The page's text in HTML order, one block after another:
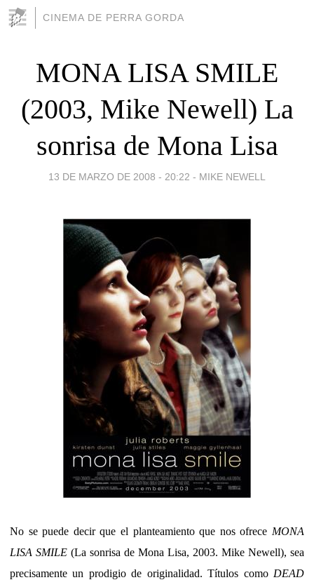
CINEMA DE PERRA GORDA
MONA LISA SMILE
(2003, Mike Newell) La
sonrisa de Mona Lisa
13 DE MARZO DE 2008 - 20:22 - MIKE NEWELL
No se puede decir que el planteamiento que nos ofrece MONA
LISA SMILE (La sonrisa de Mona Lisa, 2003. Mike Newell), sea
precisamente un prodigio de originalidad. Títulos como DEAD